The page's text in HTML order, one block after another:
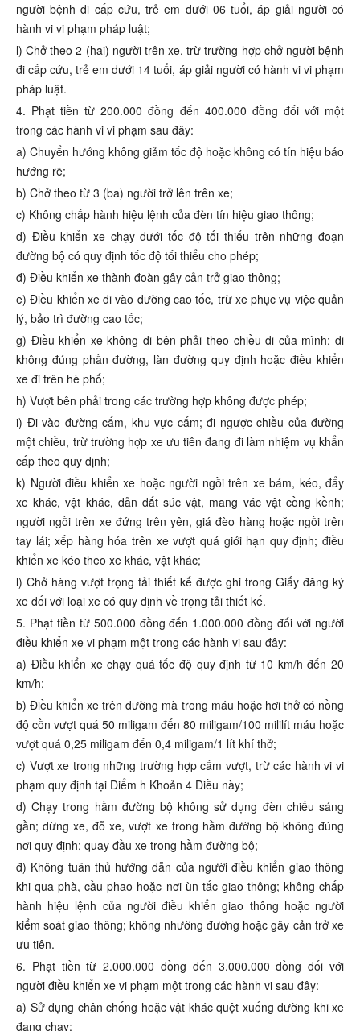
người bệnh đi cấp cứu, trẻ em dưới 06 tuổi, áp giải người có
hành vi vi phạm pháp luật;
l) Chở theo 2 (hai) người trên xe, trừ trường hợp chở người bệnh
đi cấp cứu, trẻ em dưới 14 tuổi, áp giải người có hành vi vi phạm
pháp luật.
4. Phạt tiền từ 200.000 đồng đến 400.000 đồng đối với một
trong các hành vi vi phạm sau đây:
a) Chuyển hướng không giảm tốc độ hoặc không có tín hiệu báo
hướng rẽ;
b) Chở theo từ 3 (ba) người trở lên trên xe;
c) Không chấp hành hiệu lệnh của đèn tín hiệu giao thông;
d) Điều khiển xe chạy dưới tốc độ tối thiểu trên những đoạn
đường bộ có quy định tốc độ tối thiểu cho phép;
đ) Điều khiển xe thành đoàn gây cản trở giao thông;
e) Điều khiển xe đi vào đường cao tốc, trừ xe phục vụ việc quản
lý, bảo trì đường cao tốc;
g) Điều khiển xe không đi bên phải theo chiều đi của mình; đi
không đúng phần đường, làn đường quy định hoặc điều khiển
xe đi trên hè phố;
h) Vượt bên phải trong các trường hợp không được phép;
i) Đi vào đường cấm, khu vực cấm; đi ngược chiều của đường
một chiều, trừ trường hợp xe ưu tiên đang đi làm nhiệm vụ khẩn
cấp theo quy định;
k) Người điều khiển xe hoặc người ngồi trên xe bám, kéo, đẩy
xe khác, vật khác, dẫn dắt súc vật, mang vác vật cồng kềnh;
người ngồi trên xe đứng trên yên, giá đèo hàng hoặc ngồi trên
tay lái; xếp hàng hóa trên xe vượt quá giới hạn quy định; điều
khiển xe kéo theo xe khác, vật khác;
l) Chở hàng vượt trọng tải thiết kế được ghi trong Giấy đăng ký
xe đối với loại xe có quy định về trọng tải thiết kế.
5. Phạt tiền từ 500.000 đồng đến 1.000.000 đồng đối với người
điều khiển xe vi phạm một trong các hành vi sau đây:
a) Điều khiển xe chạy quá tốc độ quy định từ 10 km/h đến 20
km/h;
b) Điều khiển xe trên đường mà trong máu hoặc hơi thở có nồng
độ cồn vượt quá 50 miligam đến 80 miligam/100 mililít máu hoặc
vượt quá 0,25 miligam đến 0,4 miligam/1 lít khí thở;
c) Vượt xe trong những trường hợp cấm vượt, trừ các hành vi vi
phạm quy định tại Điểm h Khoản 4 Điều này;
d) Chạy trong hầm đường bộ không sử dụng đèn chiếu sáng
gần; dừng xe, đỗ xe, vượt xe trong hầm đường bộ không đúng
nơi quy định; quay đầu xe trong hầm đường bộ;
đ) Không tuân thủ hướng dẫn của người điều khiển giao thông
khi qua phà, cầu phao hoặc nơi ùn tắc giao thông; không chấp
hành hiệu lệnh của người điều khiển giao thông hoặc người
kiểm soát giao thông; không nhường đường hoặc gây cản trở xe
ưu tiên.
6. Phạt tiền từ 2.000.000 đồng đến 3.000.000 đồng đối với
người điều khiển xe vi phạm một trong các hành vi sau đây:
a) Sử dụng chân chống hoặc vật khác quệt xuống đường khi xe
đang chạy;